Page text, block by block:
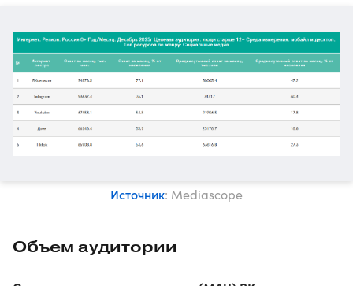
Источник: Mediascope
Объем аудитории